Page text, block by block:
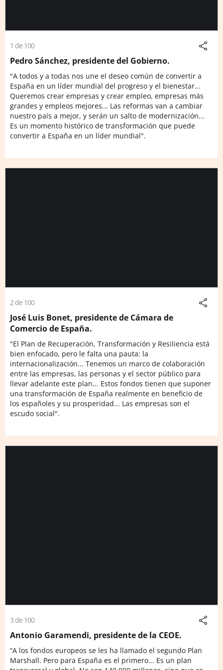
1 de 100
Pedro Sánchez, presidente del Gobierno.
"A todos y a todas nos une el deseo común de convertir a
España en un líder mundial del progreso y el bienestar...
Queremos crear empresas y crear empleo, empresas más
grandes y empleos mejores... Las reformas van a cambiar
nuestro país a mejor, y serán un salto de modernización...
Es un momento histórico de transformación que puede
convertir a España en un líder mundial".
2 de 100
José Luis Bonet, presidente de Cámara de
Comercio de España.
"El Plan de Recuperación, Transformación y Resiliencia está
bien enfocado, pero le falta una pauta: la
internacionalización... Tenemos un marco de colaboración
entre las empresas, las personas y el sector público para
llevar adelante este plan... Estos fondos tienen que suponer
una transformación de España realmente en beneficio de
los españoles y su prosperidad... Las empresas son el
escudo social".
3 de 100
Antonio Garamendi, presidente de la CEOE.
“A los fondos europeos se les ha llamado el segundo Plan
Marshall. Pero para España es el primero... Es un plan